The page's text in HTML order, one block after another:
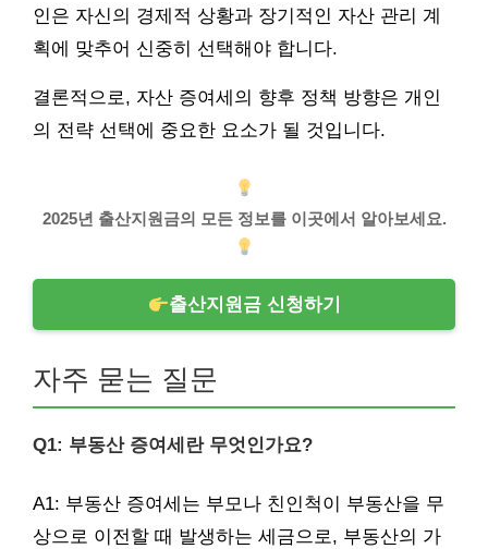
인은 자신의 경제적 상황과 장기적인 자산 관리 계
획에 맞추어 신중히 선택해야 합니다.
결론적으로, 자산 증여세의 향후 정책 방향은 개인
의 전략 선택에 중요한 요소가 될 것입니다.
2025년 출산지원금의 모든 정보를 이곳에서 알아보세요.
출산지원금 신청하기
자주 묻는 질문
Q1: 부동산 증여세란 무엇인가요?
A1: 부동산 증여세는 부모나 친인척이 부동산을 무
상으로 이전할 때 발생하는 세금으로, 부동산의 가